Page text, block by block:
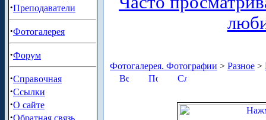
·Преподаватели
·Фотогалерея
·Форум
·Справочная
·Ссылки
·О сайте
·Обратная связь
Фотогалерея. Фотографии > Разное >